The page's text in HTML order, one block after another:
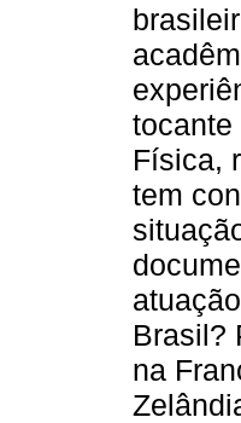
tocante
Física,
tem
Brasil?
na